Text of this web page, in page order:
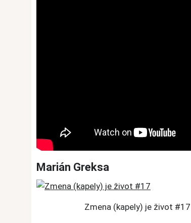
Marián Greksa
Zmena (kapely) je život #17